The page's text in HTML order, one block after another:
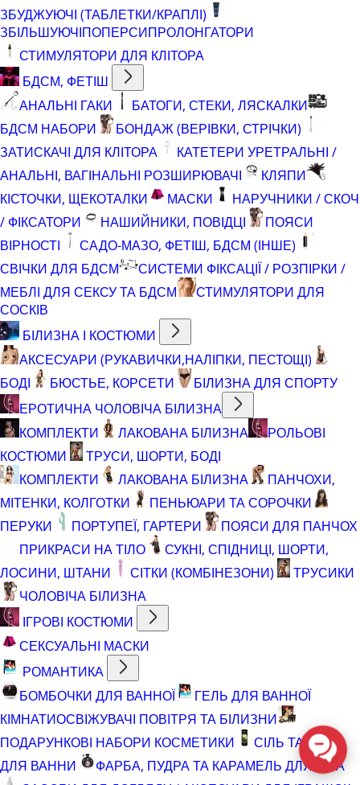
ЗБУДЖУЮЧІ (ТАБЛЕТКИ/КРАПЛІ)
ЗБІЛЬШУЮЧІПОПЕРСИПРОЛОНГАТОРИ
СТИМУЛЯТОРИ ДЛЯ КЛІТОРА
БДСМ, ФЕТІШ
АНАЛЬНІ ГАКИ
БАТОГИ, СТЕКИ, ЛЯСКАЛКИ
БДСМ НАБОРИ
БОНДАЖ (ВЕРІВКИ, СТРІЧКИ)
ЗАТИСКАЧІ ДЛЯ КЛІТОРА
КАТЕТЕРИ УРЕТРАЛЬНІ /
АНАЛЬНІ, ВАГІНАЛЬНІ РОЗШИРЮВАЧІ
КЛЯПИ
КІСТОЧКИ, ЩЕКОТАЛКИ
МАСКИ
НАРУЧНИКИ / СКОЧ
/ ФІКСАТОРИ
НАШИЙНИКИ, ПОВІДЦІ
ПОЯСИ
ВІРНОСТІ
САДО-МАЗО, ФЕТІШ, БДСМ (ІНШЕ)
СВІЧКИ ДЛЯ БДСМ
СИСТЕМИ ФІКСАЦІЇ / РОЗПІРКИ /
МЕБЛІ ДЛЯ СЕКСУ ТА БДСМ
СТИМУЛЯТОРИ ДЛЯ
СОСКІВ
БІЛИЗНА І КОСТЮМИ
АКСЕСУАРИ (РУКАВИЧКИ,НАЛІПКИ, ПЕСТОЩІ)
БОДІ
БЮСТЬЕ, КОРСЕТИ
БІЛИЗНА ДЛЯ СПОРТУ
ЕРОТИЧНА ЧОЛОВІЧА БІЛИЗНА
КОМПЛЕКТИ
ЛАКОВАНА БІЛИЗНА
РОЛЬОВІ
КОСТЮМИ
ТРУСИ, ШОРТИ, БОДІ
КОМПЛЕКТИ
ЛАКОВАНА БІЛИЗНА
ПАНЧОХИ,
МІТЕНКИ, КОЛГОТКИ
ПЕНЬЮАРИ ТА СОРОЧКИ
ПЕРУКИ
ПОРТУПЕЇ, ГАРТЕРИ
ПОЯСИ ДЛЯ ПАНЧОХ
ПРИКРАСИ НА ТІЛО
СУКНІ, СПІДНИЦІ, ШОРТИ,
ЛОСИНИ, ШТАНИ
СІТКИ (КОМБІНЕЗОНИ)
ТРУСИКИ
ЧОЛОВІЧА БІЛИЗНА
ІГРОВІ КОСТЮМИ
СЕКСУАЛЬНІ МАСКИ
РОМАНТИКА
БОМБОЧКИ ДЛЯ ВАННОЇ
ГЕЛЬ ДЛЯ ВАННОЇ
КІМНАТИОСВІЖУВАЧІ ПОВІТРЯ ТА БІЛИЗНИ
ПОДАРУНКОВІ НАБОРИ КОСМЕТИКИ
СІЛЬ ТА ПІНА
ДЛЯ ВАННИ
ФАРБА, ПУДРА ТА КАРАМЕЛЬ ДЛЯ ТІЛА